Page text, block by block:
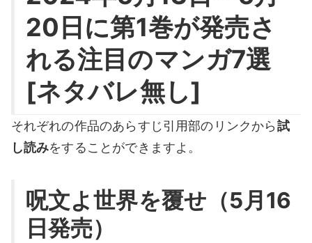
20日に第1巻が発売さ
れる注目のマンガ7選
[ネタバレ無し]
それぞれの作品のあらすじ引用部のリンクから試
し読みをすることができますよ。
呪文よ世界を覆せ（5月16
日発売）